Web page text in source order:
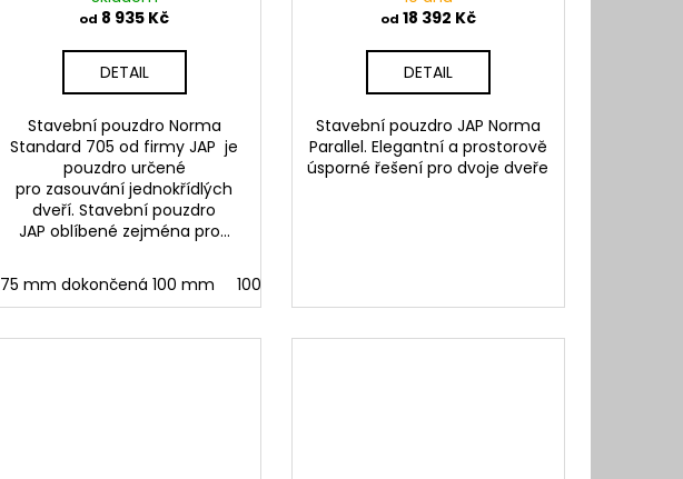
od 8 935 Kč
DETAIL
Stavební pouzdro Norma
Standard 705 od firmy JAP je
pouzdro určené
pro zasouvání jednokřídlých
dveří. Stavební pouzdro
JAP oblíbené zejména pro...
75 mm dokončená 100 mm 100 mm dokončená 125 mm
od 18 392 Kč
DETAIL
Stavební pouzdro JAP Norma
Parallel. Elegantní a prostorově
úsporné řešení pro dvoje dveře